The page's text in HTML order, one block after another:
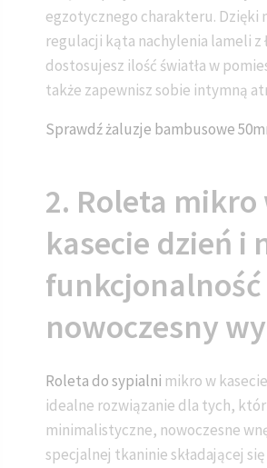
egzotycznego charakteru. Dzięki
regulacji kąta nachylenia lameli z
dostosujesz ilość światła w
także zapewnisz sobie intymną
Sprawdź żaluzje bambusowe
2. Roleta mikro
kasecie dzień i
funkcjonalność
nowoczesny
Roleta do sypialni mikro w
idealne rozwiązanie dla tych,
minimalistyczne, nowoczesne
specjalnej tkaninie składającej się